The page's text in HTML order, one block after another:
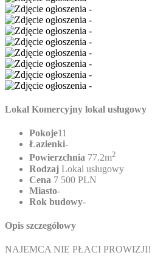
Lokal Komercyjny lokal usługowy
Pokoje11
Łazienki-
Powierzchnia 77.2m2
Rodzaj Lokal usługowy
Cena 7 500 PLN
Miasto-
Rok budowy-
Opis szczegółowy
NAJEMCA NIE PŁACI PROWIZJI!